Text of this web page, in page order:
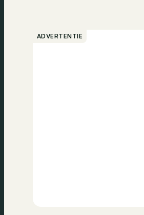
ADVERTENTIE